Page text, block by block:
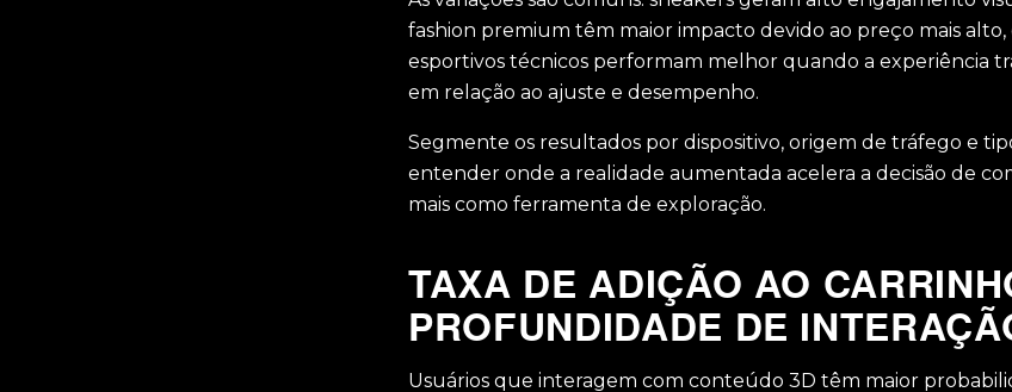
fashion premium têm maior impacto devido ao preço mais alto,
esportivos técnicos performam melhor quando a experiência
em relação ao ajuste e desempenho.
Segmente os resultados por dispositivo, origem de tráfego e
entender onde a realidade aumentada acelera a decisão de
mais como ferramenta de exploração.
TAXA DE ADIÇÃO AO
PROFUNDIDADE DE
Usuários que interagem com conteúdo 3D têm maior